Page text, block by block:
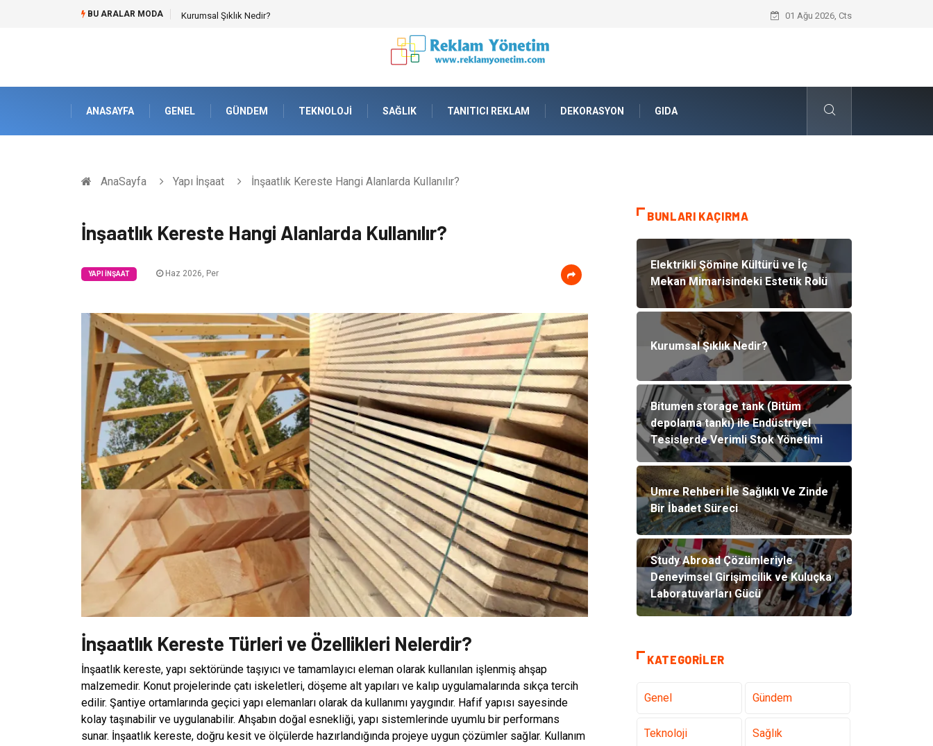
BU ARALAR MODA Bitumen storage tank (Bitüm depolama tankı) ile Endüstriyel Tesislerde Verimli Stok Yönetimi Umre Rehberi İle Sağlıklı Ve Zinde Bir
01 Ağu 2026, Cts
ANASAYFA GENEL GÜNDEM TEKNOLOJI SAĞLIK TANITICI REKLAM DEKORASYON GIDA
AnaSayfa Yapı İnşaat İnşaatlık Kereste Hangi Alanlarda Kullanılır?
İnşaatlık Kereste Hangi Alanlarda Kullanılır?
YAPI İNŞAAT Haz 2026, Per
İnşaatlık Kereste Türleri ve Özellikleri Nelerdir?
İnşaatlık kereste, yapı sektöründe taşıyıcı ve tamamlayıcı eleman olarak kullanılan işlenmiş ahşap
malzemedir. Konut projelerinde çatı iskeletleri, döşeme alt yapıları ve kalıp uygulamalarında sıkça tercih
edilir. Şantiye ortamlarında geçici yapı elemanları olarak da kullanımı yaygındır. Hafif yapısı sayesinde
kolay taşınabilir ve uygulanabilir. Ahşabın doğal esnekliği, yapı sistemlerinde uyumlu bir performans
sunar. İnşaatlık kereste, doğru kesit ve ölçülerde hazırlandığında projeye uygun çözümler sağlar. Kullanım
BUNLARI KAÇIRMA
Elektrikli Şömine Kültürü ve İç
Mekan Mimarisindeki Estetik Rolü
Kurumsal Şıklık Nedir?
Bitumen storage tank (Bitüm
depolama tankı) ile Endüstriyel
Tesislerde Verimli Stok Yönetimi
Umre Rehberi İle Sağlıklı Ve Zinde
Bir İbadet Süreci
Study Abroad Çözümleriyle
Deneyimsel Girişimcilik ve Kuluçka
Laboratuvarları Gücü
KATEGORILER
Genel Gündem
Teknoloji Sağlık